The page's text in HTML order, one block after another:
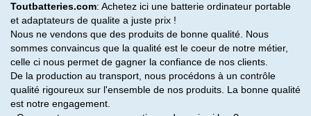
Toutbatteries.com: Achetez ici une batterie ordinateur portable
et adaptateurs de qualite a juste prix !
Nous ne vendons que des produits de bonne qualité. Nous
sommes convaincus que la qualité est le coeur de notre métier,
celle ci nous permet de gagner la confiance de nos clients.
De la production au transport, nous procédons à un contrôle
qualité rigoureux sur l'ensemble de nos produits. La bonne qualité
est notre engagement.